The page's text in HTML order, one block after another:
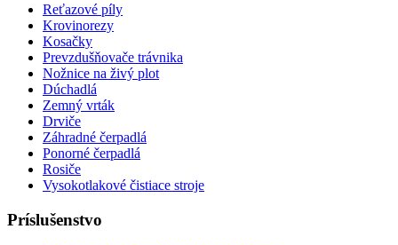
Reťazové píly
Krovinorezy
Kosačky
Prevzdušňovače trávnika
Nožnice na živý plot
Dúchadlá
Zemný vrták
Drviče
Záhradné čerpadlá
Ponorné čerpadlá
Rosiče
Vysokotlakové čistiace stroje
Príslušenstvo